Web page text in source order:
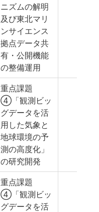
ニズムの解明
及び東北マリ
ンサイエンス
拠点データ共
有・公開機能
の整備運用
重点課題
④「観測ビッ
グデータを活
用した気象と
地球環境の予
測の高度化」
の研究開発
重点課題
④「観測ビッ
グデータを活